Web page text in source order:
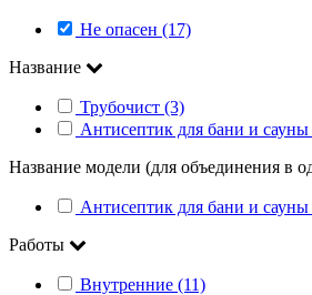
Не опасен (17)
Название
Трубочист (3)
Антисептик для бани и сауны
Название модели (для объединения в
Антисептик для бани и сауны
Работы
Внутренние (11)